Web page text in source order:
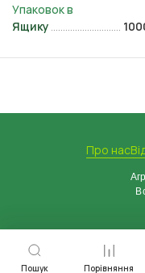
Пошук Порівняння
Ящику
Про нас